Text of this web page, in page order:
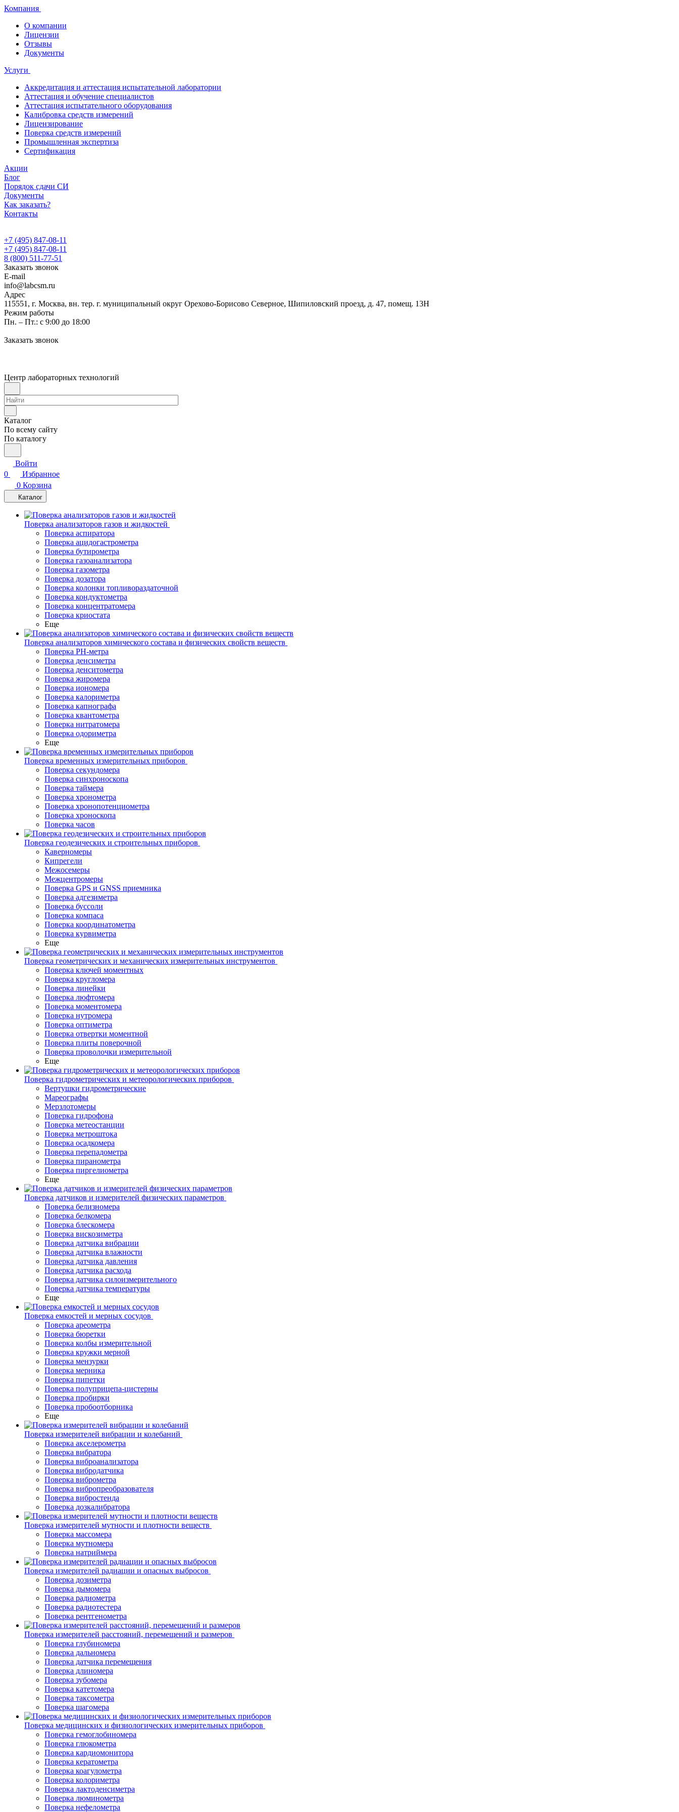
Компания
О компании
Лицензии
Отзывы
Документы
Услуги
Аккредитация и аттестация испытательной лаборатории
Аттестация и обучение специалистов
Аттестация испытательного оборудования
Калибровка средств измерений
Лицензирование
Поверка средств измерений
Промышленная экспертиза
Сертификация
Акции
Блог
Порядок сдачи СИ
Документы
Как заказать?
Контакты
+7 (495) 847-08-11
+7 (495) 847-08-11
8 (800) 511-77-51
Заказать звонок
E-mail
info@labcsm.ru
Адрес
115551, г. Москва, вн. тер. г. муниципальный округ Орехово-Борисово Северное, Шипиловский проезд, д. 47, помещ. 13Н
Режим работы
Пн. – Пт.: с 9:00 до 18:00
Заказать звонок
Центр лабораторных технологий
Каталог
По всему сайту
По каталогу
Войти
0
Избранное
0 Корзина
Каталог
Поверка анализаторов газов и жидкостей
Поверка аспиратора
Поверка ацидогастрометра
Поверка бутирометра
Поверка газоанализатора
Поверка газометра
Поверка дозатора
Поверка колонки топливораздаточной
Поверка кондуктометра
Поверка концентратомера
Поверка криостата
Еще
Поверка анализаторов химического состава и физических свойств веществ
Поверка PH-метра
Поверка денсиметра
Поверка денситометра
Поверка жиромера
Поверка иономера
Поверка калориметра
Поверка капнографа
Поверка квантометра
Поверка нитратомера
Поверка одориметра
Еще
Поверка временных измерительных приборов
Поверка секундомера
Поверка синхроноскопа
Поверка таймера
Поверка хронометра
Поверка хронопотенциометра
Поверка хроноскопа
Поверка часов
Поверка геодезических и строительных приборов
Каверномеры
Кипрегели
Межосемеры
Межцентромеры
Поверка GPS и GNSS приемника
Поверка адгезиметра
Поверка буссоли
Поверка компаса
Поверка координатометра
Поверка курвиметра
Еще
Поверка геометрических и механических измерительных инструментов
Поверка ключей моментных
Поверка кругломера
Поверка линейки
Поверка люфтомера
Поверка моментомера
Поверка нутромера
Поверка оптиметра
Поверка отвертки моментной
Поверка плиты поверочной
Поверка проволочки измерительной
Еще
Поверка гидрометрических и метеорологических приборов
Вертушки гидрометрические
Мареографы
Мерзлотомеры
Поверка гидрофона
Поверка метеостанции
Поверка метроштока
Поверка осадкомера
Поверка перепадометра
Поверка пиранометра
Поверка пиргелиометра
Еще
Поверка датчиков и измерителей физических параметров
Поверка белизномера
Поверка белкомера
Поверка блескомера
Поверка вискозиметра
Поверка датчика вибрации
Поверка датчика влажности
Поверка датчика давления
Поверка датчика расхода
Поверка датчика силоизмерительного
Поверка датчика температуры
Еще
Поверка емкостей и мерных сосудов
Поверка ареометра
Поверка бюретки
Поверка колбы измерительной
Поверка кружки мерной
Поверка мензурки
Поверка мерника
Поверка пипетки
Поверка полуприцепа-цистерны
Поверка пробирки
Поверка пробоотборника
Еще
Поверка измерителей вибрации и колебаний
Поверка акселерометра
Поверка вибратора
Поверка виброанализатора
Поверка вибродатчика
Поверка виброметра
Поверка вибропреобразователя
Поверка вибростенда
Поверка дозкалибратора
Поверка измерителей мутности и плотности веществ
Поверка массомера
Поверка мутномера
Поверка натриймера
Поверка измерителей радиации и опасных выбросов
Поверка дозиметра
Поверка дымомера
Поверка радиометра
Поверка радиотестера
Поверка рентгенометра
Поверка измерителей расстояний, перемещений и размеров
Поверка глубиномера
Поверка дальномера
Поверка датчика перемещения
Поверка длиномера
Поверка зубомера
Поверка катетомера
Поверка таксометра
Поверка шагомера
Поверка медицинских и физиологических измерительных приборов
Поверка гемоглобиномера
Поверка глюкометра
Поверка кардиомонитора
Поверка кератометра
Поверка коагулометра
Поверка колориметра
Поверка лактоденсиметра
Поверка люминометра
Поверка нефелометра